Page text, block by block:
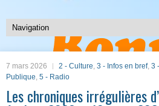
7 mars 2026 2 - Culture, 3 - Infos en bref, 3
Publique, 5 - Radio
Les chroniques irrégulières